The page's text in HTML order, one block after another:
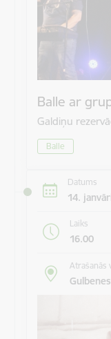
Balle ar
Galdiņu
Balle
Datums
14.
Laiks
16.00
Atrašanās